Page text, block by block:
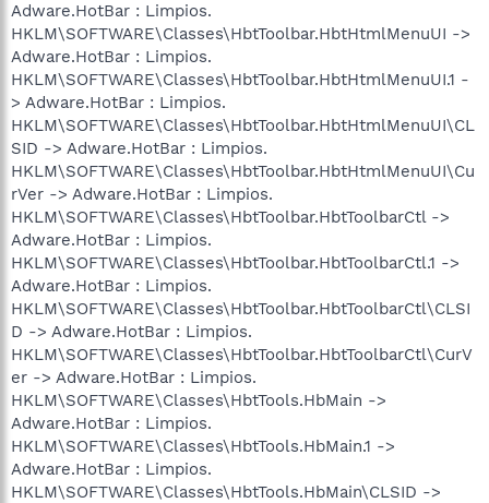
Adware.HotBar : Limpios.
HKLM\SOFTWARE\Classes\HbtToolbar.HbtHtmlMenuUI ->
Adware.HotBar : Limpios.
HKLM\SOFTWARE\Classes\HbtToolbar.HbtHtmlMenuUI.1 -
> Adware.HotBar : Limpios.
HKLM\SOFTWARE\Classes\HbtToolbar.HbtHtmlMenuUI\CL
SID -> Adware.HotBar : Limpios.
HKLM\SOFTWARE\Classes\HbtToolbar.HbtHtmlMenuUI\Cu
rVer -> Adware.HotBar : Limpios.
HKLM\SOFTWARE\Classes\HbtToolbar.HbtToolbarCtl ->
Adware.HotBar : Limpios.
HKLM\SOFTWARE\Classes\HbtToolbar.HbtToolbarCtl.1 ->
Adware.HotBar : Limpios.
HKLM\SOFTWARE\Classes\HbtToolbar.HbtToolbarCtl\CLSI
D -> Adware.HotBar : Limpios.
HKLM\SOFTWARE\Classes\HbtToolbar.HbtToolbarCtl\CurV
er -> Adware.HotBar : Limpios.
HKLM\SOFTWARE\Classes\HbtTools.HbMain ->
Adware.HotBar : Limpios.
HKLM\SOFTWARE\Classes\HbtTools.HbMain.1 ->
Adware.HotBar : Limpios.
HKLM\SOFTWARE\Classes\HbtTools.HbMain\CLSID ->